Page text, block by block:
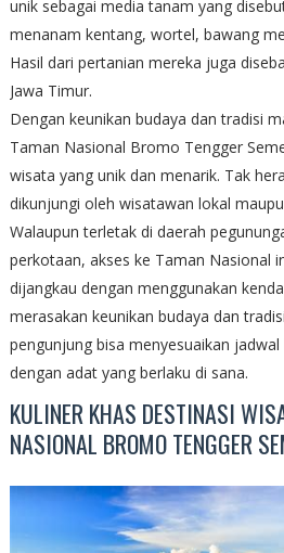
unik sebagai media tanam yang
menanam kentang, wortel, bawang
Hasil dari pertanian mereka juga
Jawa Timur.
Dengan keunikan budaya dan tradisi
Taman Nasional Bromo Tengger
wisata yang unik dan menarik. Tak
dikunjungi oleh wisatawan lokal
Walaupun terletak di daerah
perkotaan, akses ke Taman Nasional
dijangkau dengan menggunakan
merasakan keunikan budaya dan
pengunjung bisa menyesuaikan
dengan adat yang berlaku di sana.
KULINER KHAS DESTINASI
NASIONAL BROMO TENGGER